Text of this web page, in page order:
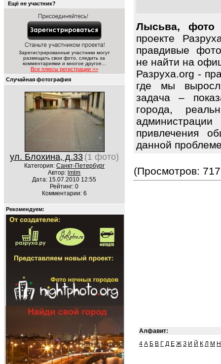
Ещё не участник?
Зарегистрированные участники могут
размещать свои фото, следить за
комментариями и многое другое...
Все плюсы регистрации >>
Случайная фотография
ул. Блохина, д.33 (1 фото)
Категория: Санкт-Петербург
Автор: lmlm
Дата: 15.07.2010 12:55
Рейтинг: 0
Комментарии: 6
Рекомендуем:
Лысьва, фото
проекте
правдивые
не найти на
Разруха.org -
где мы
задача –
города,
привлечения
данной
(Просмотров:
Алфавит:
4 А Б В Г Д Е Ж З И Й К Л М Н